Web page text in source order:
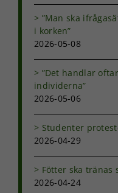
”Man ska
i korken”
2026-05-08
”Det handlar
individerna”
2026-05-06
Studenter
2026-04-29
Fötter ska tränas
2026-04-24